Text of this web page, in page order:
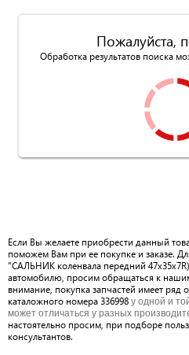
Пожалуйста,
Обработка результатов поиска
Если Вы желаете приобрести данный
поможем Вам при ее покупке и заказе.
"САЛЬНИК коленвала передний
автомобилю, просим обращаться к
внимание, покупка запчастей имеет
каталожного номера 336998 у одной и
может отличаться у разных
настоятельно просим, при подборе
консультантов.